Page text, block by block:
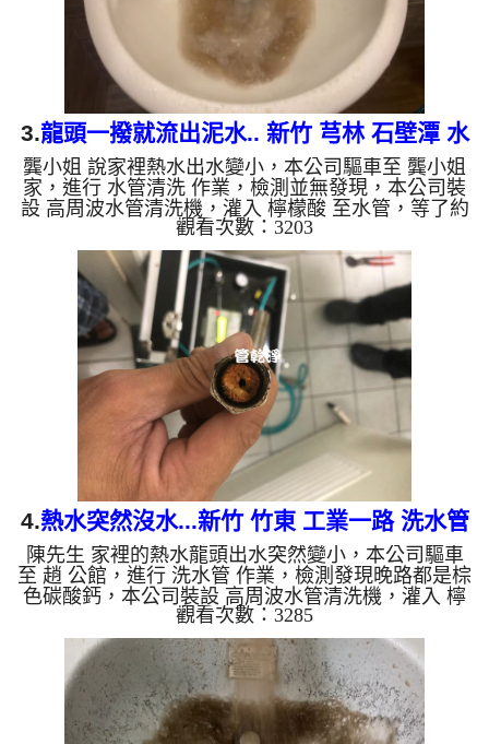
3.龍頭一撥就流出泥水.. 新竹 芎林 石壁潭 水
管清洗
龔小姐 說家裡熱水出水變小，本公司驅車至 龔小姐
家，進行 水管清洗 作業，檢測並無發現，本公司裝
設 高周波水管清洗機，灌入 檸檬酸 至水管，等了約
15分，開啟 水管清洗機 ，啟動 螺旋波 模式，一洗水
管就流出泥水，源源不絕，二個多小時後，熱水出水
量恢復正常了。 如是自來水，如水管老化，會產生
鐵鏽跟泥沙堆積，洗出來的水就會是咖啡色，地下水
含有氧化錳，管壁上會結成黑色管垢，洗出來的水會
跟石油一樣黑，有些洗出綠色的水，是因為裡面有銅
的物質，生鏽產生銅綠，如是藍色的水，是因為水龍
頭合金的養化造成...
觀看次數：3203
4.熱水突然沒水...新竹 竹東 工業一路 洗水管
陳先生 家裡的熱水龍頭出水突然變小，本公司驅車
至 趙 公館，進行 洗水管 作業，檢測發現晚路都是棕
色碳酸鈣，本公司裝設 高周波水管清洗機，灌入 檸
檬酸 至水管，等了約15分，開啟 水管清洗機 ，啟動
螺旋波 模式，一洗水管就流出髒水，突然流出鮮豔
黃水，二個多小時後，熱水出水量恢復正常了。 如
是自來水，如水管老化，會產生鐵鏽跟泥沙堆積，洗
出來的水就會是咖啡色，地下水含有氧化錳，管壁上
會結成黑色管垢，洗出來的水會跟石油一樣黑，有些
觀看次數：3285